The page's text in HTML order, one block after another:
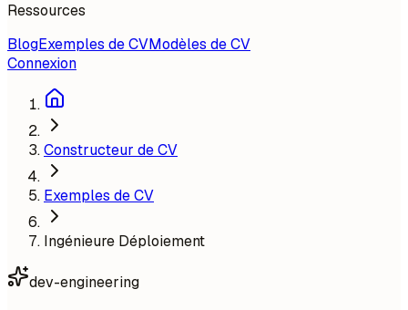
Ressources
BlogExemples de CVModèles de CV
Connexion
Constructeur de CV
Exemples de CV
Ingénieure Déploiement
dev-engineering